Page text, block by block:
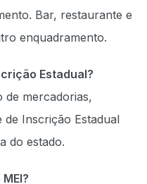
Bar, restaurante e
enquadramento.
Estadual?
de mercadorias,
de Inscrição Estadual
do estado.